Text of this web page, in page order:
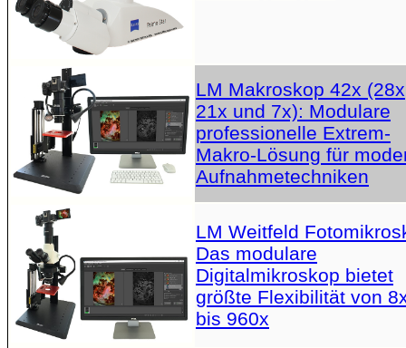
LM Makroskop 42x
21x und 7x): Modulare
professionelle Extrem-
Makro-Lösung für
Aufnahmetechniken
LM Weitfeld
Das modulare
Digitalmikroskop bietet
größte Flexibilität von
bis 960x